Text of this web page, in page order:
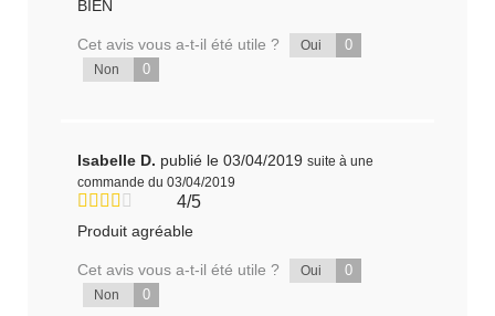
BIEN
Cet avis vous a-t-il été utile ? Oui 0
Non 0
Isabelle D. publié le 03/04/2019 suite à une
commande du 03/04/2019
4/5
Produit agréable
Cet avis vous a-t-il été utile ? Oui 0
Non 0